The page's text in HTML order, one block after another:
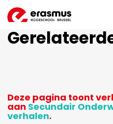
en
naar
de
inhoud
Deze pagina toont
aan Secundair
verhalen.